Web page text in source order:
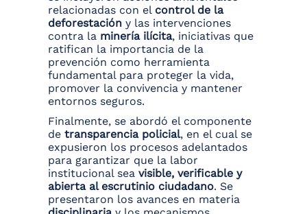
relacionadas con el control de la
deforestación y las intervenciones
contra la minería ilícita, iniciativas que
ratifican la importancia de la
prevención como herramienta
fundamental para proteger la vida,
promover la convivencia y mantener
entornos seguros.
Finalmente, se abordó el componente
de transparencia policial, en el cual se
expusieron los procesos adelantados
para garantizar que la labor
institucional sea visible, verificable y
abierta al escrutinio ciudadano. Se
presentaron los avances en materia